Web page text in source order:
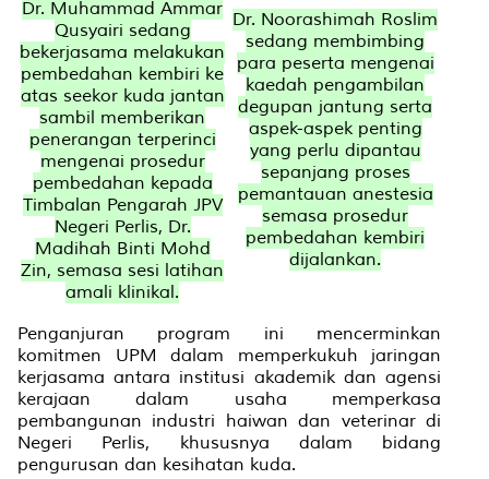
Dr. Muhammad Ammar
Qusyairi sedang
bekerjasama melakukan
pembedahan kembiri ke
atas seekor kuda jantan
sambil memberikan
penerangan terperinci
mengenai prosedur
pembedahan kepada
Timbalan Pengarah JPV
Negeri Perlis, Dr.
Madihah Binti Mohd
Zin, semasa sesi latihan
amali klinikal.
Dr. Noorashimah Roslim
sedang membimbing
para peserta mengenai
kaedah pengambilan
degupan jantung serta
aspek-aspek penting
yang perlu dipantau
sepanjang proses
pemantauan anestesia
semasa prosedur
pembedahan kembiri
dijalankan.
Penganjuran program ini mencerminkan
komitmen UPM dalam memperkukuh jaringan
kerjasama antara institusi akademik dan agensi
kerajaan dalam usaha memperkasa
pembangunan industri haiwan dan veterinar di
Negeri Perlis, khususnya dalam bidang
pengurusan dan kesihatan kuda.